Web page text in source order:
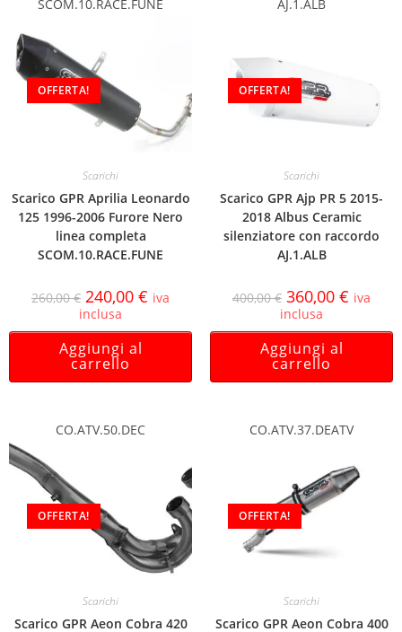
SCOM.10.RACE.FUNE
OFFERTA!
Scarichi
Scarico GPR Aprilia Leonardo
125 1996-2006 Furore Nero
linea completa
SCOM.10.RACE.FUNE
260,00€ 240,00 € iva
inclusa
Aggiungi al
carrello
AJ.1.ALB
OFFERTA!
Scarichi
Scarico GPR Ajp PR 5 2015-
2018 Albus Ceramic
silenziatore con raccordo
AJ.1.ALB
400,00€ 360,00 € iva
inclusa
Aggiungi al
carrello
CO.ATV.50.DEC
OFFERTA!
Scarichi
Scarico GPR Aeon Cobra 420
CO.ATV.37.DEATV
OFFERTA!
Scarichi
Scarico GPR Aeon Cobra 400